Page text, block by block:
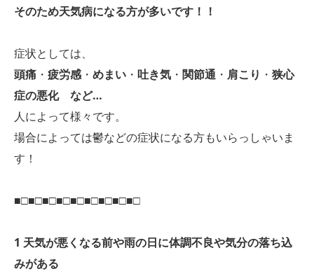
そのため天気病になる方が多いです！！
症状としては、
頭痛 ・ 疲労感・ めまい ・ 吐き気 ・ 関節通 ・ 肩こり ・ 狭心
症の悪化
など…
人によって様々です。
場合によっては鬱などの症状になる方もいらっしゃいま
す！
■□■□■□■□■□■□■□■□■□
1 天気が悪くなる前や雨の日に体調不良や気分の落ち込
みがある